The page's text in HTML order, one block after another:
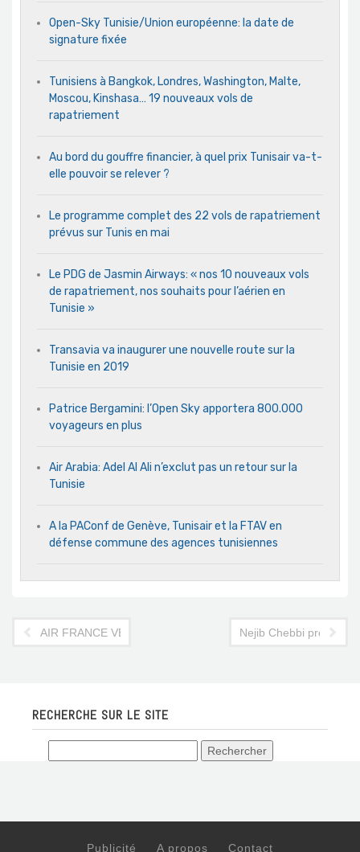
Open-Sky Tunisie/Union européenne: la date de
signature fixée
Tunisiens à Bangkok, Londres, Washington, Malte,
Moscou, Kinshasa… 19 nouveaux vols de
rapatriement
Au bord du gouffre financier, à quel prix Tunisair va-t-
elle pouvoir se relever ?
Le programme complet des 22 vols de rapatriement
prévus sur Tunis en mai
Le PDG de Jasmin Airways: « nos 10 nouveaux vols
de rapatriement, nos souhaits pour l’aérien en
Tunisie »
Transavia va inaugurer une nouvelle route sur la
Tunisie en 2019
Patrice Bergamini: l’Open Sky apportera 800.000
voyageurs en plus
Air Arabia: Adel Al Ali n’exclut pas un retour sur la
Tunisie
A la PAConf de Genève, Tunisair et la FTAV en
défense commune des agences tunisiennes
AIR FRANCE VEUT CHANGER LA RELATION AVEC SES
Nejib Chebbi promet
RECHERCHE SUR LE SITE
Publicité A propos Contact